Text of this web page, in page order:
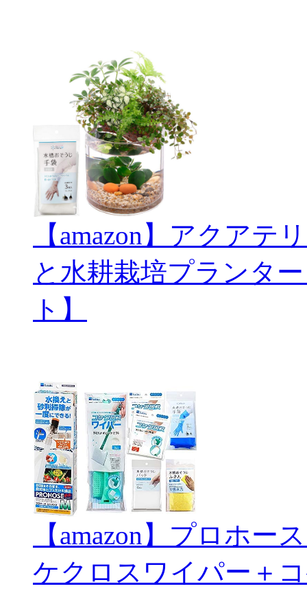
【amazon】アクアテ
と水耕栽培プランタ
ト】
【amazon】プロホ
ケクロスワイパー＋